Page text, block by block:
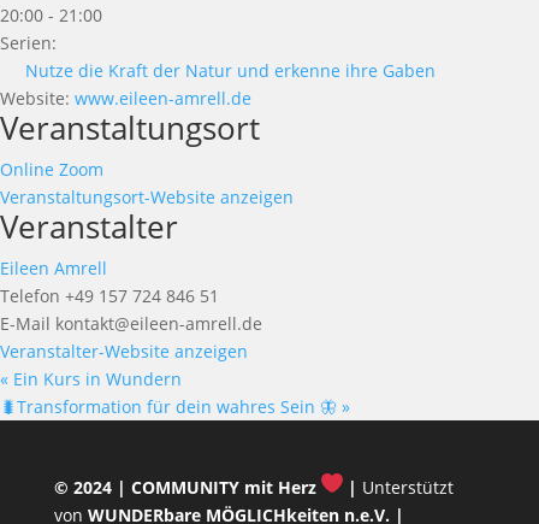
20:00 - 21:00
Serien:
Nutze die Kraft der Natur und erkenne ihre Gaben
Website: www.eileen-amrell.de
Veranstaltungsort
Online Zoom
Veranstaltungsort-Website anzeigen
Veranstalter
Eileen Amrell
Telefon +49 157 724 846 51
E-Mail kontakt@eileen-amrell.de
Veranstalter-Website anzeigen
« Ein Kurs in Wundern
🐛Transformation für dein wahres Sein 🦋 »
© 2024 | COMMUNITY mit Herz | Unterstützt
von WUNDERbare MÖGLICHkeiten n.e.V. |